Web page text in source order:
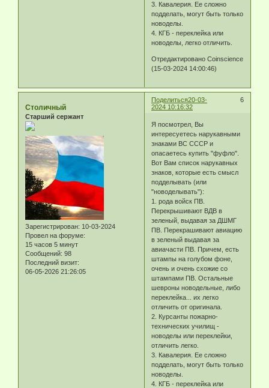
3. Кавалерия. Ее сложно
подделать, могут быть только
новоделы.
4. КГБ - переклейка или
новоделы, легко отличить.
Отредактировано Coinscience
(15-03-2024 14:00:46)
Поделиться 6
20-03-
2024 10:16:32
Столичный
Старший сержант
Зарегистрирован: 10-03-2024
Провел на форуме:
15 часов 5 минут
Сообщений: 98
Последний визит:
06-05-2026 21:26:05
Я посмотрел, Вы
интересуетесь нарукавными
знаками ВС СССР и
опасаетесь купить "фуфло".
Вот Вам список нарукавных
знаков, которые есть смысл
подделывать (или
"новоделывать"):
1. рода войск ПВ.
Перекрышивают ВДВ в
зеленый, выдавая за ДШМГ
ПВ. Перекрашивают авиацию
в зеленый выдавая за
авиачасти ПВ. Причем, есть
штампы на голубом фоне,
очень и очень схожие со
штампами ПВ. Остальные
шевроны новодельные, либо
переклейка... их легко
отличить от оригинала.
2. Курсанты пожарно-
технических училищ -
новоделы или переклейки,
отличить легко.
3. Кавалерия. Ее сложно
подделать, могут быть только
новоделы.
4. КГБ - переклейка или